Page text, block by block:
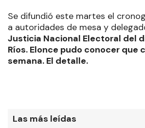
Se difundió este martes el
a autoridades de mesa y
Justicia Nacional Electoral del
Ríos. Elonce pudo conocer que
semana. El detalle.
Las más leídas